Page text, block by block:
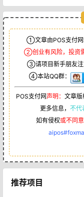
①文章由POS支付网
②创业有风险，投资
③请项目新手朋友注
④本站QQ群：
POS支付网声明： 文章版
更多信息， 不代
如有侵权或不同
推荐项目